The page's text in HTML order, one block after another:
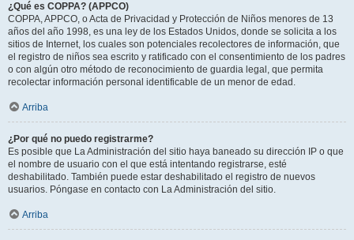
¿Qué es COPPA? (APPCO)
COPPA, APPCO, o Acta de Privacidad y Protección de Niños menores de 13
años del año 1998, es una ley de los Estados Unidos, donde se solicita a los
sitios de Internet, los cuales son potenciales recolectores de información, que
el registro de niños sea escrito y ratificado con el consentimiento de los padres
o con algún otro método de reconocimiento de guardia legal, que permita
recolectar información personal identificable de un menor de edad.
Arriba
¿Por qué no puedo registrarme?
Es posible que La Administración del sitio haya baneado su dirección IP o que
el nombre de usuario con el que está intentando registrarse, esté
deshabilitado. También puede estar deshabilitado el registro de nuevos
usuarios. Póngase en contacto con La Administración del sitio.
Arriba